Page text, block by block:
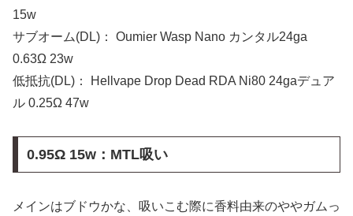
15w
サブオーム(DL)： Oumier Wasp Nano カンタル24ga
0.63Ω 23w
低抵抗(DL)： Hellvape Drop Dead RDA Ni80 24gaデュア
ル 0.25Ω 47w
0.95Ω 15w：MTL吸い
メインはブドウかな、吸いこむ際に香料由来のややガムっ